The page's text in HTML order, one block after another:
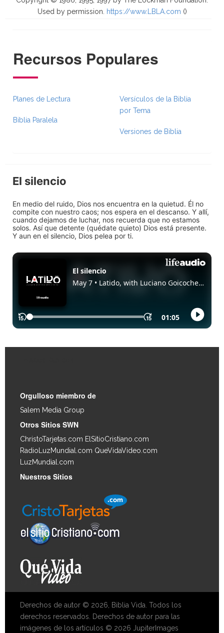
Used by permission.
https://www.LBLA.com ()
Recursos Populares
Planes de Lectura
Biblia Paralela
Versículos de la Biblia
por Tema
Versiones de Biblia
El silencio
En medio del ruido, Dios nos encuentra en la quietud. Él no
compite con nuestro caos; nos espera en el descanso. Y allí,
cuando dejamos de luchar, nos recuerda que no estamos
solos. Así que detente (quédate quieto) Dios está presente.
Y aun en el silencio, Dios pelea por ti.
Orgulloso miembro de
Salem Media Group
Otros Sitios SWN
ChristoTarjetas.com ElSitioCristiano.com
RadioLuzMundial.com QueVidaVideo.com
LuzMundial.com
Nuestros Sitios
Derechos de autor © 2026, Biblia Vida. Todos los
derechos reservados. Derechos de autor para las
imágenes de los artículos © 2026 JupiterImages